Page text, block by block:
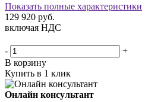
Показать полные характеристики
129 920 руб.
включая НДС
-
+
В корзину
Купить в 1 клик
Онлайн консультант